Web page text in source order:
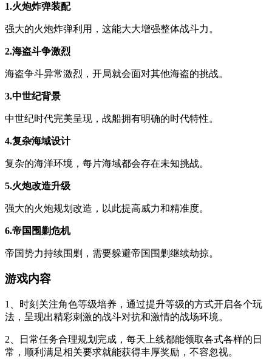
1.火炮炸弹装配
强大的火炮炸弹利用，这能大大增强整体战斗力。
2.海盗斗争激烈
海盗争斗异常激烈，开局就会面对其他海盗的挑战。
3.中世纪背景
中世纪时代完美呈现，战船拥有明确的时代特性。
4.复杂海域设计
复杂的海洋环境，每片海域都会存在未知挑战。
5.火炮改造升级
强大的火炮规划改造，以此提高威力和精准度。
6.帝国围剿危机
帝国势力持续围剿，需要躲避帝国围剿继续劫掠。
游戏内容
1、时刻关注角色等级培养，通过提升等级的方式开启各个玩
法，呈现出精彩刺激的战斗对抗和激情的战场环境。
2、日常任务合理规划完成，每天上线都能领取各式各样的日
常，顺利满足相关要求就能获得丰厚奖励，不容忽视。